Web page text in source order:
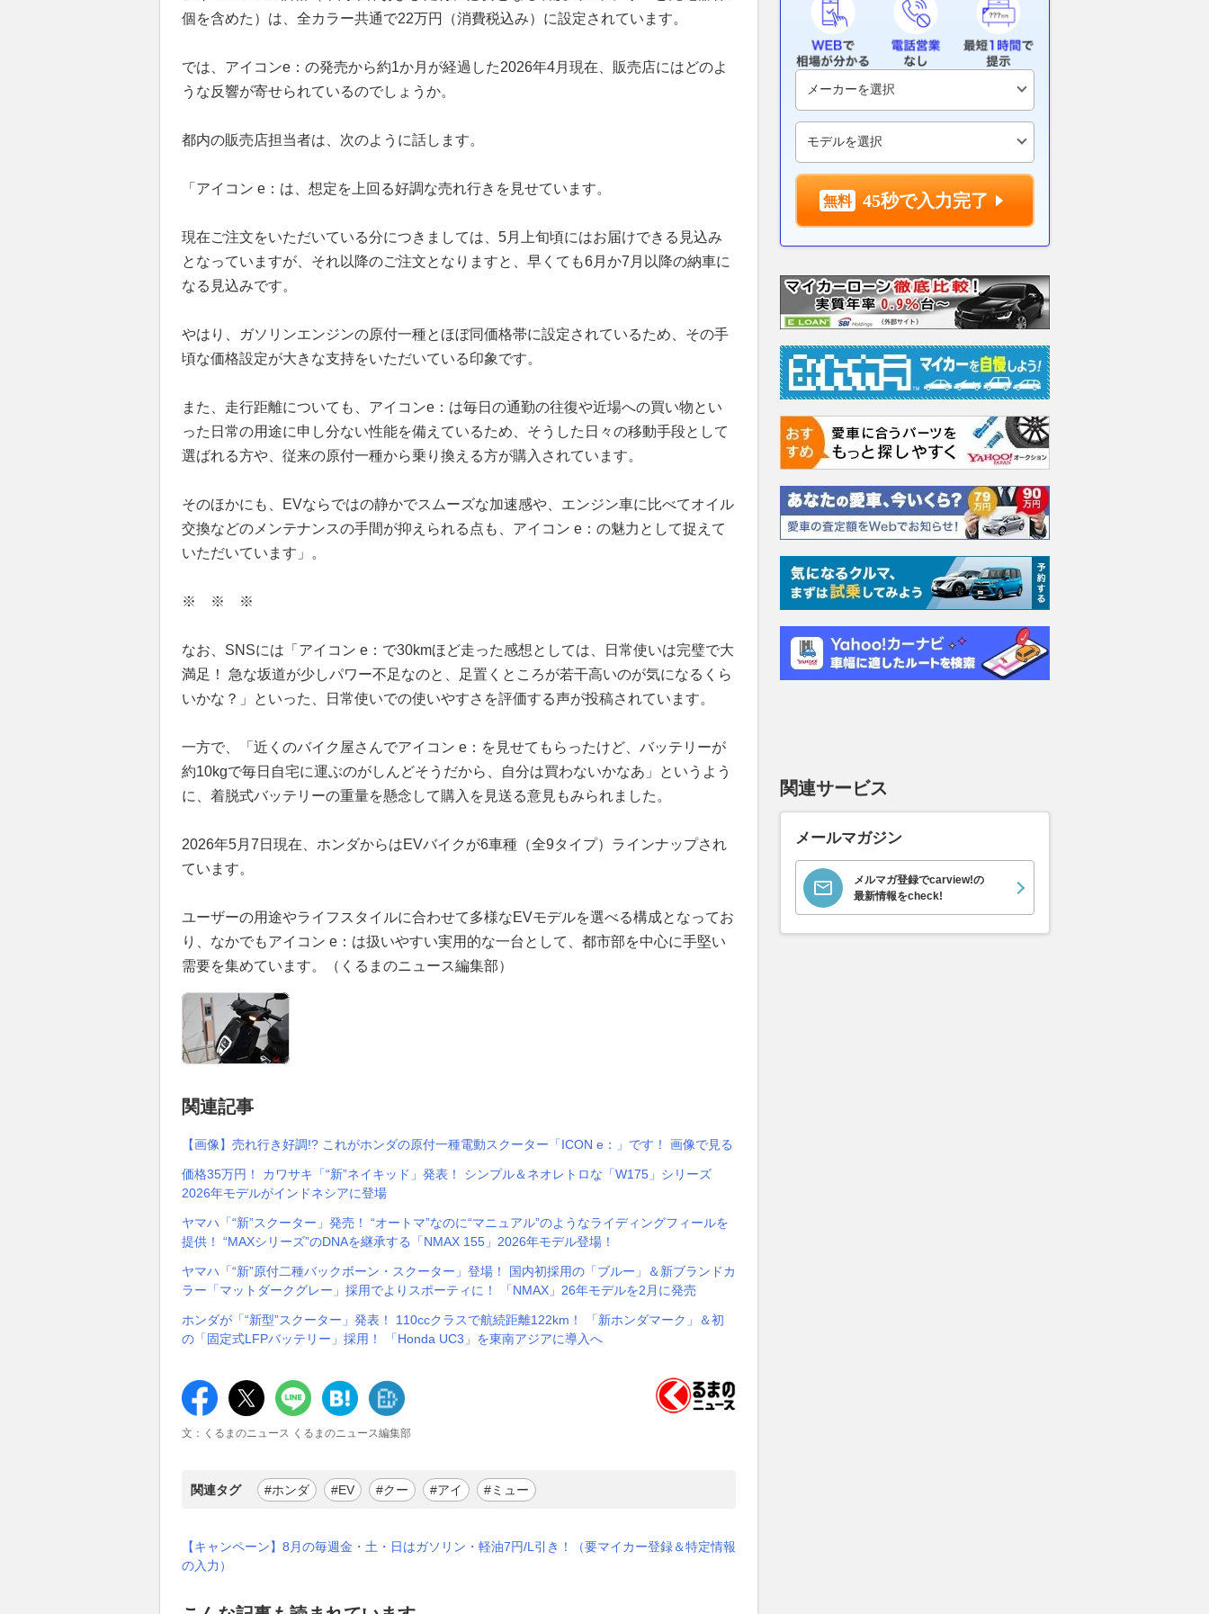
個を含めた）は、全カラー共通で22万円（消費税込み）に設定されています。
では、アイコンe：の発売から約1か月が経過した2026年4月現在、販売店にはどのよ
うな反響が寄せられているのでしょうか。
都内の販売店担当者は、次のように話します。
「アイコン e：は、想定を上回る好調な売れ行きを見せています。
現在ご注文をいただいている分につきましては、5月上旬頃にはお届けできる見込み
となっていますが、それ以降のご注文となりますと、早くても6月か7月以降の納車に
なる見込みです。
やはり、ガソリンエンジンの原付一種とほぼ同価格帯に設定されているため、その手
頃な価格設定が大きな支持をいただいている印象です。
また、走行距離についても、アイコンe：は毎日の通勤の往復や近場への買い物とい
った日常の用途に申し分ない性能を備えているため、そうした日々の移動手段として
選ばれる方や、従来の原付一種から乗り換える方が購入されています。
そのほかにも、EVならではの静かでスムーズな加速感や、エンジン車に比べてオイル
交換などのメンテナンスの手間が抑えられる点も、アイコン e：の魅力として捉えて
いただいています」。
※ ※ ※
なお、SNSには「アイコン e：で30kmほど走った感想としては、日常使いは完璧で大
満足！ 急な坂道が少しパワー不足なのと、足置くところが若干高いのが気になるくら
いかな？」といった、日常使いでの使いやすさを評価する声が投稿されています。
一方で、「近くのバイク屋さんでアイコン e：を見せてもらったけど、バッテリーが
約10kgで毎日自宅に運ぶのがしんどそうだから、自分は買わないかなあ」というよう
に、着脱式バッテリーの重量を懸念して購入を見送る意見もみられました。
2026年5月7日現在、ホンダからはEVバイクが6車種（全9タイプ）ラインナップされ
ています。
ユーザーの用途やライフスタイルに合わせて多様なEVモデルを選べる構成となってお
り、なかでもアイコン e：は扱いやすい実用的な一台として、都市部を中心に手堅い
需要を集めています。（くるまのニュース編集部）
関連記事
【画像】売れ行き好調!? これがホンダの原付一種電動スクーター「ICON e：」です！ 画像で見る
価格35万円！ カワサキ「“新”ネイキッド」発表！ シンプル＆ネオレトロな「W175」シリーズ
2026年モデルがインドネシアに登場
ヤマハ「“新”スクーター」発売！ “オートマ”なのに“マニュアル”のようなライディングフィールを
提供！ “MAXシリーズ”のDNAを継承する「NMAX 155」2026年モデル登場！
ヤマハ「“新”原付二種バックボーン・スクーター」登場！ 国内初採用の「ブルー」＆新ブランドカ
ラー「マットダークグレー」採用でよりスポーティに！ 「NMAX」26年モデルを2月に発売
ホンダが「“新型”スクーター」発表！ 110ccクラスで航続距離122km！ 「新ホンダマーク」＆初
の「固定式LFPバッテリー」採用！ 「Honda UC3」を東南アジアに導入へ
文：くるまのニュース くるまのニュース編集部
関連タグ #ホンダ #EV #クー #アイ #ミュー
【キャンペーン】8月の毎週金・土・日はガソリン・軽油7円/L引き！（要マイカー登録＆特定情報
の入力）
45秒で入力完了
関連サービス
メールマガジン
メルマガ登録でcarview!の
最新情報をcheck!